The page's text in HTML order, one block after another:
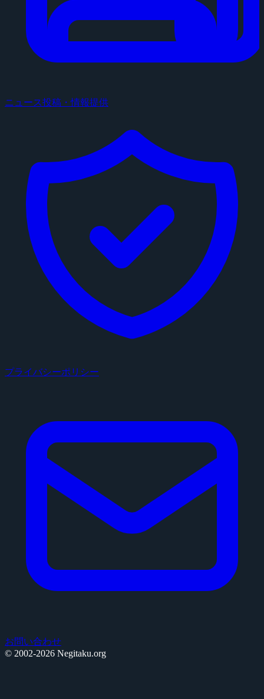
ニュース投稿・情報提供
プライバシーポリシー
お問い合わせ
© 2002-2026 Negitaku.org